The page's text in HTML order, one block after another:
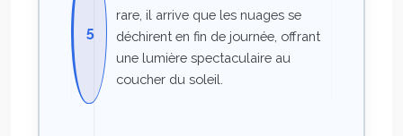
rare, il arrive que les nuages se
déchirent en fin de journée, offrant
une lumière spectaculaire au
coucher du soleil.